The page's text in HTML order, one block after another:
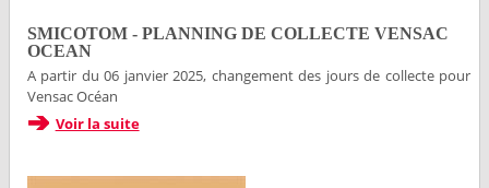
SMICOTOM - PLANNING DE COLLECTE VENSAC
OCEAN
A partir du 06 janvier 2025, changement des jours de collecte pour
Vensac Océan
Voir la suite